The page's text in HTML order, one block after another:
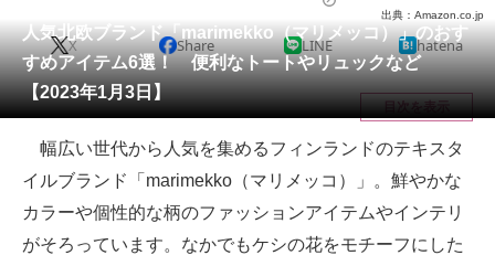
会員記事
メディア
注目記事を集めた総合ページ
ITの今と未来を見通す
スマホと通信の最新トレンド
人気北欧ブランド「marimekko（マリメッコ）」のおす
すめアイテム6選！ 便利なトートやリュックなど
【2023年1月3日】
出典：Amazon.co.jp
X Share LINE hatena
目次を表示
幅広い世代から人気を集めるフィンランドのテキスタ
イルブランド「marimekko（マリメッコ）」。鮮やかな
カラーや個性的な柄のファッションアイテムやインテリ
がそろっています。なかでもケシの花をモチーフにした